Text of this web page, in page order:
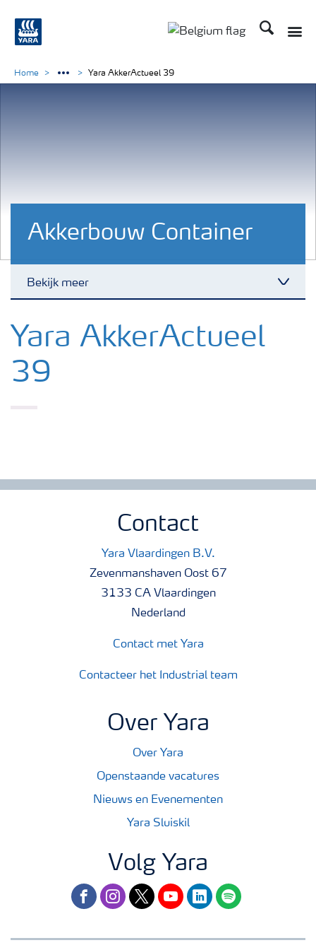
Zoek op
Akkerbouw Container
Bekijk meer
Nieuwsbrieven
Gewassen
Meststoffen veiligheid
Home Yara AkkerActueel 39
Yara AkkerActueel
39
Contact
Yara Vlaardingen B.V.
Zevenmanshaven Oost 67
3133 CA Vlaardingen
Nederland
Contact met Yara
Contacteer het Industrial team
Over Yara
Over Yara
Openstaande vacatures
Nieuws en Evenementen
Yara Sluiskil
Volg Yara
facebookinstagram
twitteryoutubelinkedinspotify